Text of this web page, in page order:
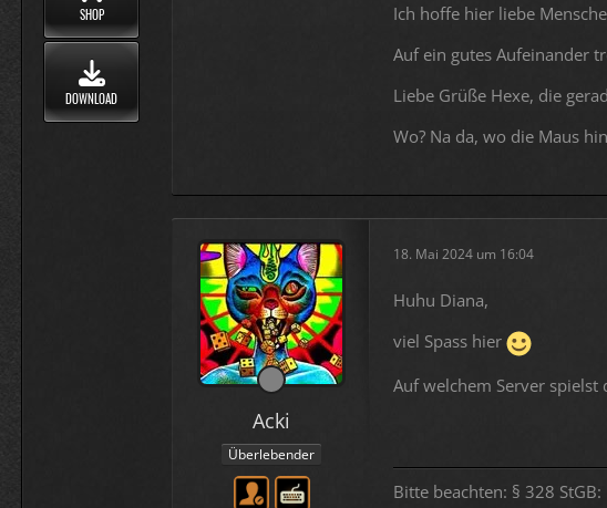
SHOP
DOWNLOAD
Ich hoffe hier liebe
Auf ein gutes Aufeinander
Liebe Grüße Hexe, die
Wo? Na da, wo die Maus
Acki
Überlebender
18. Mai 2024 um 16:04
Huhu Diana,
viel Spass hier
Auf welchem Server spielst
Bitte beachten: § 328 StGB: